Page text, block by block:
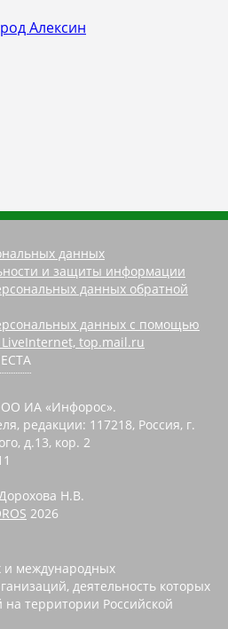
Алексин
данных
и защиты информации
данных обратной
данных с помощью
top.mail.ru
ИА «Инфорос».
редакции: 117218, Россия, г.
д.13, кор. 2
Н.В.
2026
международных
деятельность которых
территории Российской